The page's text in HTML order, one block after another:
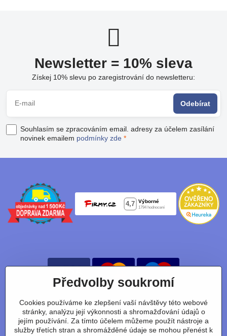
Newsletter = 10% sleva
Získej 10% slevu po zaregistrování do newsletteru:
Odebírat
Souhlasím se zpracováním email. adresy za účelem zasílání
novinek emailem podmínky zde *
Nájdete nás taky na:
Facebook Instagram Youtube Tiktok
Předvolby soukromí
Cookies používáme ke zlepšení vaší návštěvy této webové
stránky, analýzu její výkonnosti a shromažďování údajů o
jejím používání. Za tímto účelem můžeme použít nástroje a
služby třetích stran a shromážděné údaje se mohou přenést k